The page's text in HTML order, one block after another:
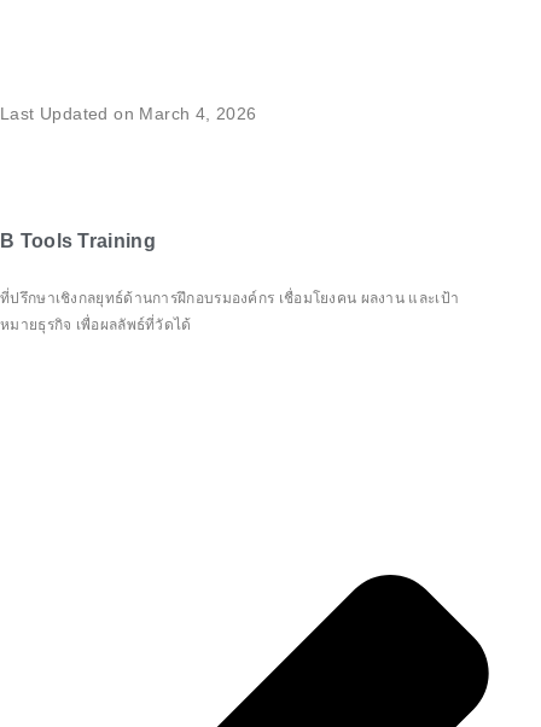
Last Updated on March 4, 2026
B Tools Training
ที่ปรึกษาเชิงกลยุทธ์ด้านการฝึกอบรมองค์กร เชื่อมโยงคน ผลงาน และเป้า
หมายธุรกิจ เพื่อผลลัพธ์ที่วัดได้